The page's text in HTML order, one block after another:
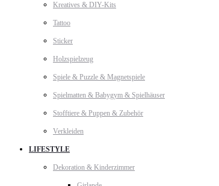
Kreatives & DIY-Kits
Tattoo
Sticker
Holzspielzeug
Spiele & Puzzle & Magnetspiele
Spielmatten & Babygym & Spielhäuser
Stofftiere & Puppen & Zubehör
Verkleiden
LIFESTYLE
Dekoration & Kinderzimmer